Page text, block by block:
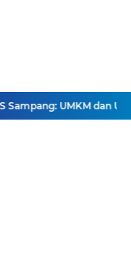
UMKM dan